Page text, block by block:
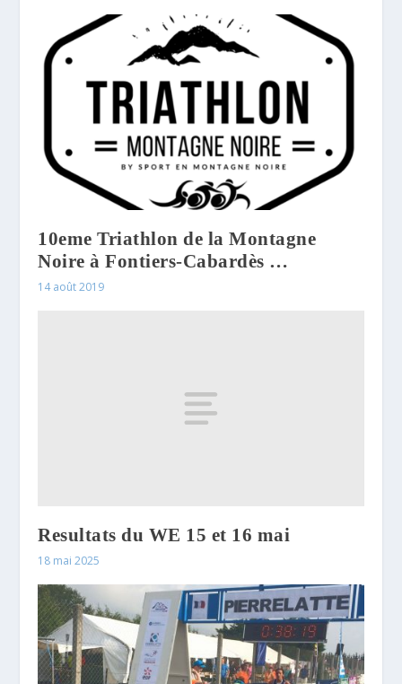
10eme Triathlon de la Montagne
Noire à Fontiers-Cabardès …
14 août 2019
Resultats du WE 15 et 16 mai
18 mai 2025